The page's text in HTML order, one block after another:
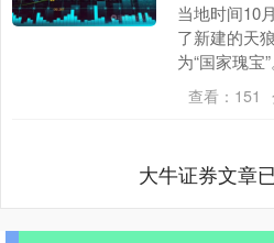
当地时间10
了新建的天
为“国家瑰宝
狂放不羁的
对他说道....
查看： 151
大牛证券文章